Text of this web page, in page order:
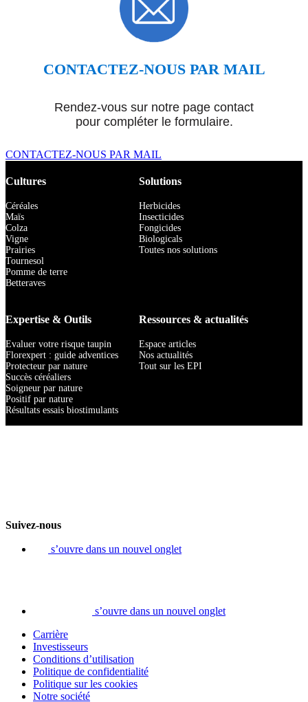
CONTACTEZ-NOUS PAR MAIL
Rendez-vous sur notre page contact
pour compléter le formulaire.
CONTACTEZ-NOUS PAR MAIL
Cultures
Céréales
Maïs
Colza
Vigne
Prairies
Tournesol
Pomme de terre
Betteraves
Solutions
Herbicides
Insecticides
Fongicides
Biologicals
Toutes nos solutions
Expertise & Outils
Evaluer votre risque taupin
Florexpert : guide adventices
Protecteur par nature
Succès céréaliers
Soigneur par nature
Positif par nature
Résultats essais biostimulants
Ressources & actualités
Espace articles
Nos actualités
Tout sur les EPI
Suivez-nous
s’ouvre dans un nouvel onglet
s’ouvre dans un nouvel onglet
Carrière
Investisseurs
Conditions d’utilisation
Politique de confidentialité
Politique sur les cookies
Notre société